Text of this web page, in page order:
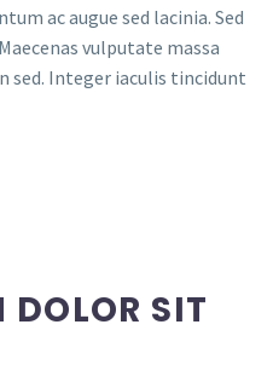
ac augue sed lacinia. Sed
vulputate massa
sed. Integer iaculis tincidunt
DOLOR SIT